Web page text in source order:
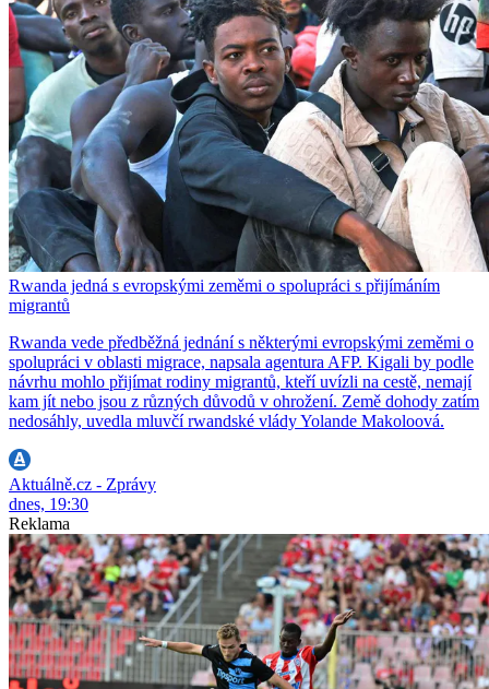
Rwanda jedná s evropskými zeměmi o spolupráci s přijímáním
migrantů
Rwanda vede předběžná jednání s některými evropskými zeměmi o
spolupráci v oblasti migrace, napsala agentura AFP. Kigali by podle
návrhu mohlo přijímat rodiny migrantů, kteří uvízli na cestě, nemají
kam jít nebo jsou z různých důvodů v ohrožení. Země dohody zatím
nedosáhly, uvedla mluvčí rwandské vlády Yolande Makoloová.
Aktuálně.cz - Zprávy
dnes, 19:30
Reklama